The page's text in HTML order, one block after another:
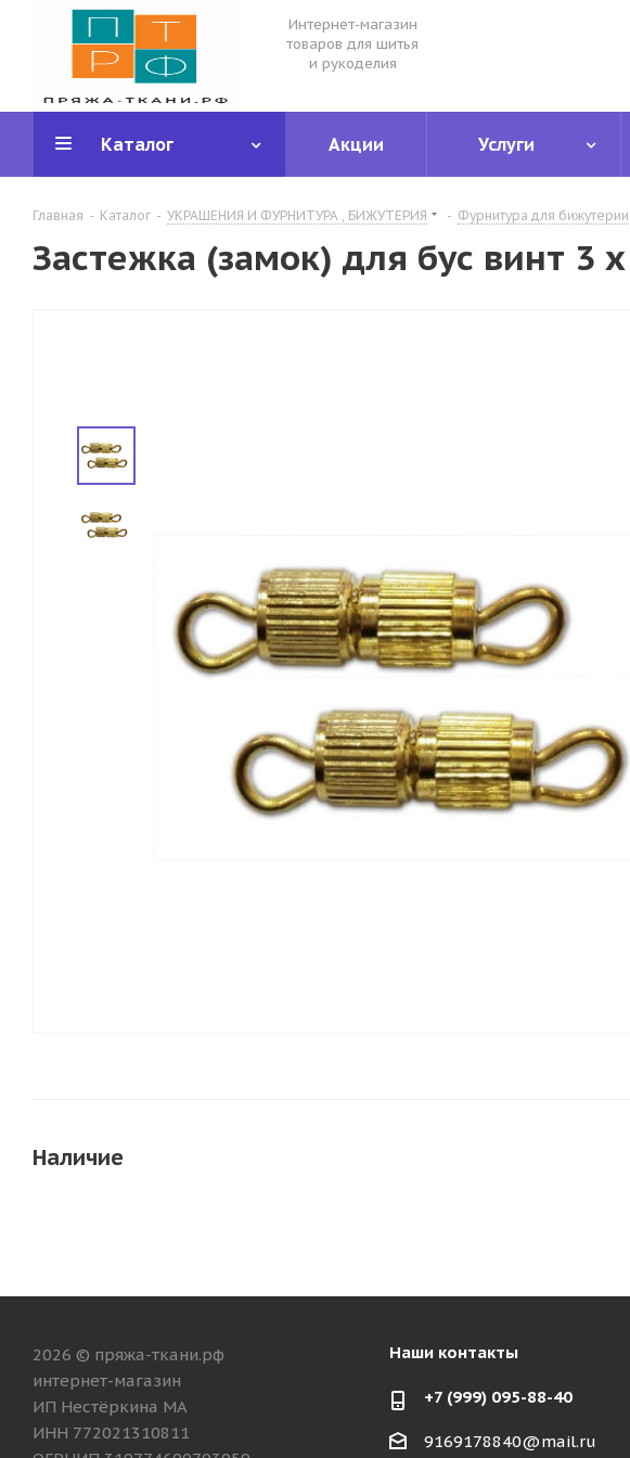
Интернет-магазин
товаров для шитья
и рукоделия
Каталог Акции Услуги
Главная - Каталог - УКРАШЕНИЯ И ФУРНИТУРА , БИЖУТЕРИЯ - Фурнитура для бижутерии
Застежка (замок) для бус винт 3
Наличие
2026 © пряжа-ткани.рф
интернет-магазин
ИП Нестёркина МА
ИНН 772021310811
Наши контакты
+7 (999) 095-88-40
9169178840@mail.ru